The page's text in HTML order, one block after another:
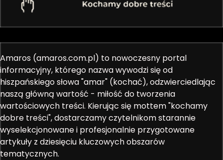
Amaros (amaros.com.pl) to nowoczesny portal
informacyjny, którego nazwa wywodzi się od
hiszpańskiego słowa "amar" (kochać), odzwierciedlając
naszą główną wartość - miłość do tworzenia
wartościowych treści. Kierując się mottem "kochamy
dobre treści", dostarczamy czytelnikom starannie
wyselekcjonowane i profesjonalnie przygotowane
artykuły z dziesięciu kluczowych obszarów
tematycznych.